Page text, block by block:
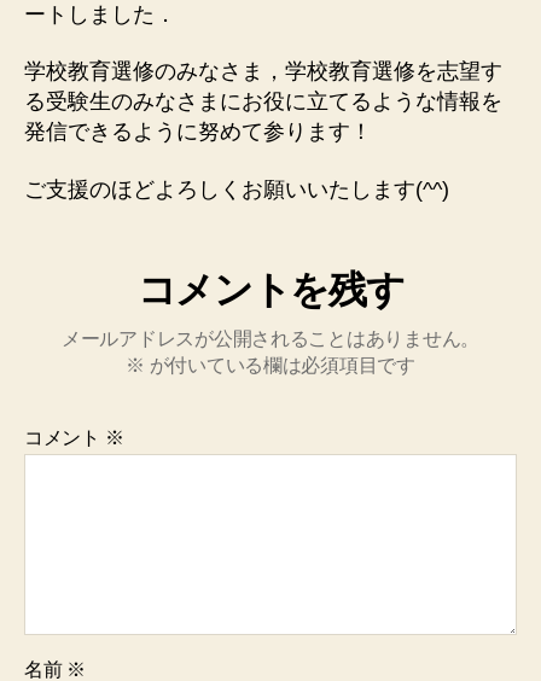
ートしました．
学校教育選修のみなさま，学校教育選修を志望す
る受験生のみなさまにお役に立てるような情報を
発信できるように努めて参ります！
ご支援のほどよろしくお願いいたします(^^)
コメントを残す
メールアドレスが公開されることはありません。
※ が付いている欄は必須項目です
コメント ※
名前 ※